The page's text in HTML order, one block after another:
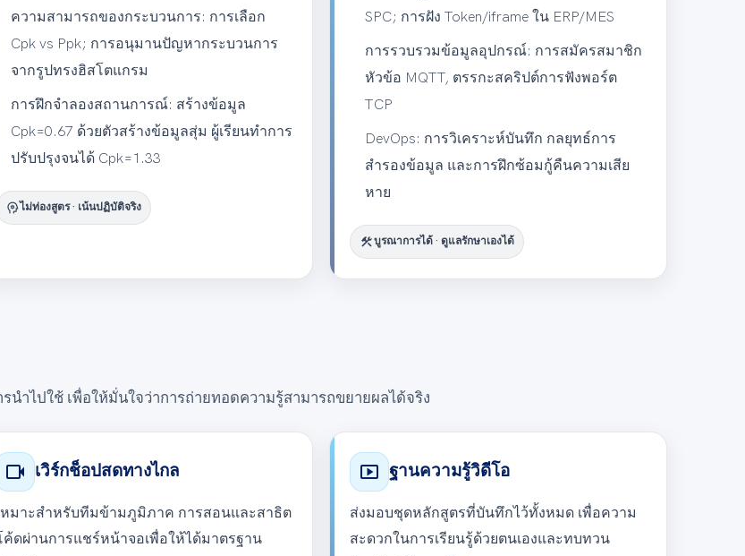
ความสามารถของกระบวนการ: การเลือก
Cpk vs Ppk; การอนุมานปัญหากระบวนการ
จากรูปทรงฮิสโตแกรม
การฝึกจำลองสถานการณ์: สร้างข้อมูล
Cpk=0.67 ด้วยตัวสร้างข้อมูลสุ่ม ผู้เรียนทำการ
ปรับปรุงจนได้ Cpk=1.33
psychologyไม่ท่องสูตร · เน้นปฏิบัติจริง
SPC; การฝัง Token/iframe ใน ERP/MES
การรวบรวมข้อมูลอุปกรณ์: การสมัครสมาชิก
หัวข้อ MQTT, ตรรกะสคริปต์การฟังพอร์ต
TCP
DevOps: การวิเคราะห์บันทึก กลยุทธ์การ
สำรองข้อมูล และการฝึกซ้อมกู้คืนความเสีย
หาย
constructionบูรณาการได้ · ดูแลรักษาเองได้
ำไปใช้ เพื่อให้มั่นใจว่าการถ่ายทอดความรู้สามารถขยายผลได้จริง
videocam เวิร์กช็อปสดทางไกล
หมาะสำหรับทีมข้ามภูมิภาค การสอนและสาธิต
ค้ดผ่านการแชร์หน้าจอเพื่อให้ได้มาตรฐาน
smart_display ฐานความรู้วิดีโอ
ส่งมอบชุดหลักสูตรที่บันทึกไว้ทั้งหมด เพื่อความ
สะดวกในการเรียนรู้ด้วยตนเองและทบทวน